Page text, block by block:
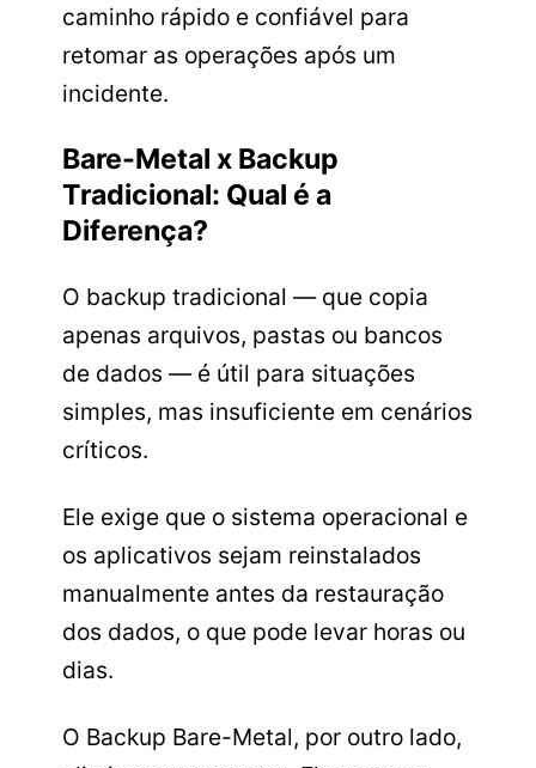
caminho rápido e confiável para
retomar as operações após um
incidente.
Bare-Metal x Backup
Tradicional: Qual é a
Diferença?
O backup tradicional — que copia
apenas arquivos, pastas ou bancos
de dados — é útil para situações
simples, mas insuficiente em cenários
críticos.
Ele exige que o sistema operacional e
os aplicativos sejam reinstalados
manualmente antes da restauração
dos dados, o que pode levar horas ou
dias.
O Backup Bare-Metal, por outro lado,